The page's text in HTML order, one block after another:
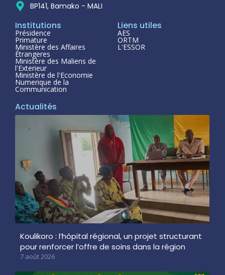
BP141, Bamako - MALI
Institutions
Présidence
Primature
Ministère des Affaires
Étrangeres
Ministère des Maliens de
l'Exterieur
Ministère de l'Economie
Numerique de la
Communication
Liens utiles
AES
ORTM
L'ESSOR
Actualités
Koulikoro : l’hôpital régional, un projet structurant
pour renforcer l’offre de soins dans la région
7 août 2026